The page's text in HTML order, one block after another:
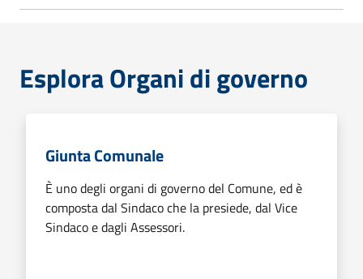
Esplora Organi di governo
Giunta Comunale
È uno degli organi di governo del Comune, ed è
composta dal Sindaco che la presiede, dal Vice
Sindaco e dagli Assessori.